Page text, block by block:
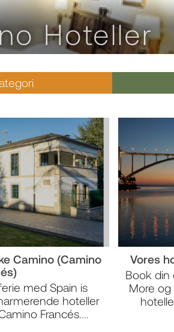
Hoteller
Camino (Camino
med Spain is
hoteller
Francés....
Vores
Book din
More